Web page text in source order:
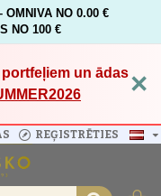
OMNIVA NO 0.00 €
NO 100 €
un ādas ×
REĢISTRĒTIES